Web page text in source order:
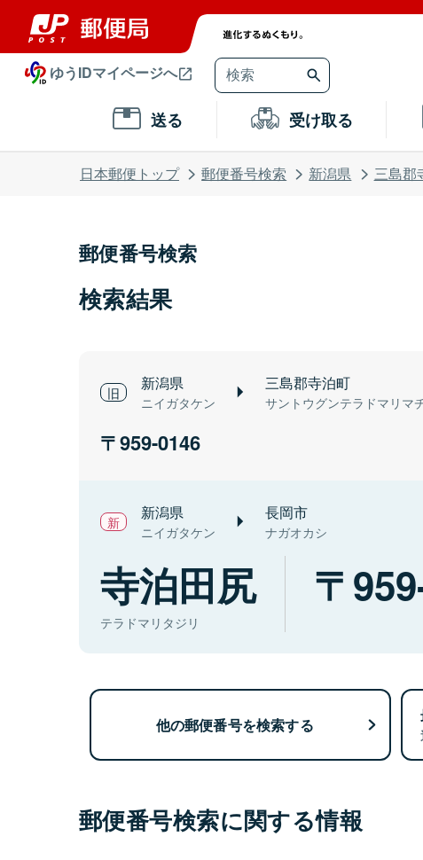
ゆうIDマイページへ
送る 受け取る
日本郵便トップ 郵便番号検索 新潟県 三島郡
郵便番号検索
検索結果
新潟県
ニイガタケン
三島郡寺泊町
サントウグンテラドマリマ
959-0146
新潟県
ニイガタケン
長岡市
ナガオカシ
寺泊田尻
テラドマリタジリ
他の郵便番号を検索する
郵便番号検索に関する情報